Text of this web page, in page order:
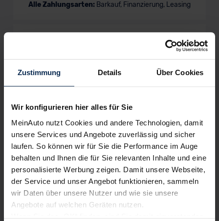
Zustimmung Details Über Cookies
Wir konfigurieren hier alles für Sie
MeinAuto nutzt Cookies und andere Technologien, damit
unsere Services und Angebote zuverlässig und sicher
laufen. So können wir für Sie die Performance im Auge
behalten und Ihnen die für Sie relevanten Inhalte und eine
personalisierte Werbung zeigen. Damit unsere Webseite,
der Service und unser Angebot funktionieren, sammeln
wir Daten über unsere Nutzer und wie sie unsere
Angebote auf welchen Geräten nutzen.
Wenn Sie das „OK“ finden, sind Sie damit einverstanden
Alle Zahlungsarten: Barkauf, Finanzierung, Leasing
Keine Kosten:Unser Service ist für dich 100%
kostenfrei
Wir sind stolz auf eine hohe
Kundenzufriedenheit!
Neuwagenmarkt in Deutschland. Unsere Kunden haben
dadurch ihr Wunschauto zum Top-Rabatt erhalten und
bewerten unsere Arbeit positiv.